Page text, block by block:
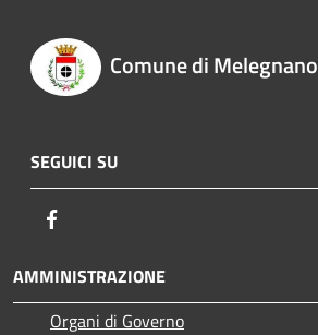
Comune di Melegnano
SEGUICI SU
AMMINISTRAZIONE
Organi di Governo